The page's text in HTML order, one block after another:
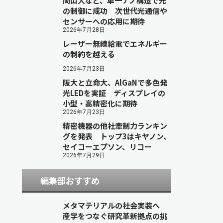
の制御に成功 次世代光通信や
センサーへの応用に期待
2026年7月28日
レーザー無線給電でエネルギー
の制約を越える
2026年7月23日
阪大と立命大、AlGaNで多色発
光LEDを実証 ディスプレイの
小型・高精密化に期待
2026年7月23日
精密機器の他社牽制力ランキン
グを発表 トップ3はキヤノン、
セイコーエプソン、リコー
2026年7月29日
編集部おすすめ
メタマテリアルの社会実装へ
産学をつなぐ研究革新拠点の挑